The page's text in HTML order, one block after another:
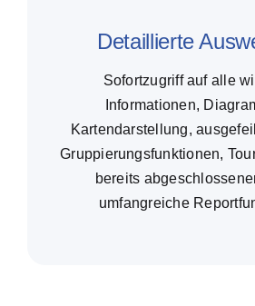
Detaillierte
Sofortzugriff auf alle
Informationen,
Kartendarstellung,
Gruppierungsfunktionen,
bereits
umfangreiche